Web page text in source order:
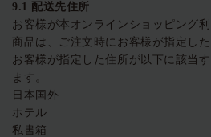
9.1 配送先住所
お客様が本オンラインショッピング
商品は、ご注文時にお客様が指定し
お客様が指定した住所が以下に該当
ます。
日本国外
ホテル
私書箱